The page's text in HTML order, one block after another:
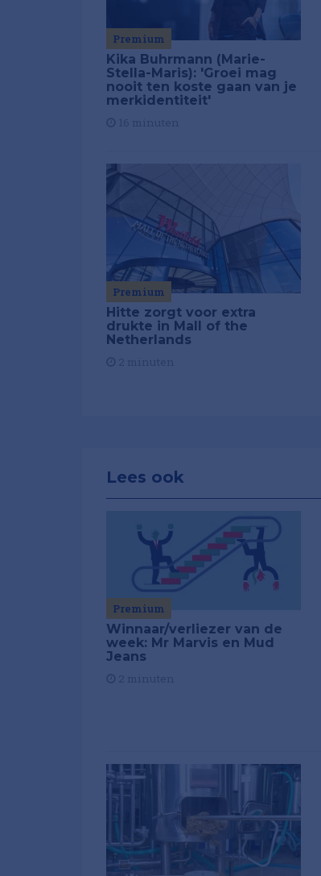
Premium
Kika Buhrmann (Marie-
Stella-Maris): 'Groei mag
nooit ten koste gaan van je
merkidentiteit'
Premium
Hitte zorgt voor extra
drukte in Mall of the
Netherlands
Lees ook
Premium
Winnaar/verliezer van de
week: Mr Marvis en Mud
Jeans